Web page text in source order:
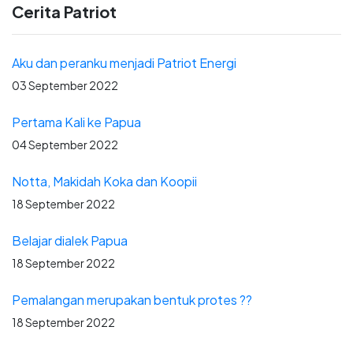
Cerita Patriot
Aku dan peranku menjadi Patriot Energi
03 September 2022
Pertama Kali ke Papua
04 September 2022
Notta, Makidah Koka dan Koopii
18 September 2022
Belajar dialek Papua
18 September 2022
Pemalangan merupakan bentuk protes ??
18 September 2022